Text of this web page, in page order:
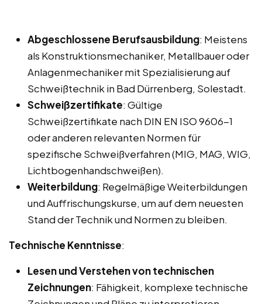
Abgeschlossene Berufsausbildung: Meistens
als Konstruktionsmechaniker, Metallbauer oder
Anlagenmechaniker mit Spezialisierung auf
Schweißtechnik in Bad Dürrenberg, Solestadt.
Schweißzertifikate: Gültige
Schweißzertifikate nach DIN EN ISO 9606-1
oder anderen relevanten Normen für
spezifische Schweißverfahren (MIG, MAG, WIG,
Lichtbogenhandschweißen).
Weiterbildung: Regelmäßige Weiterbildungen
und Auffrischungskurse, um auf dem neuesten
Stand der Technik und Normen zu bleiben.
Technische Kenntnisse:
Lesen und Verstehen von technischen
Zeichnungen: Fähigkeit, komplexe technische